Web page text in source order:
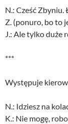
N.: Cześć Zbyniu.
Z. (ponuro, bo to
J.: Ale tylko duże
***
Występuje
N.: Idziesz na
K.: Nie mogę,